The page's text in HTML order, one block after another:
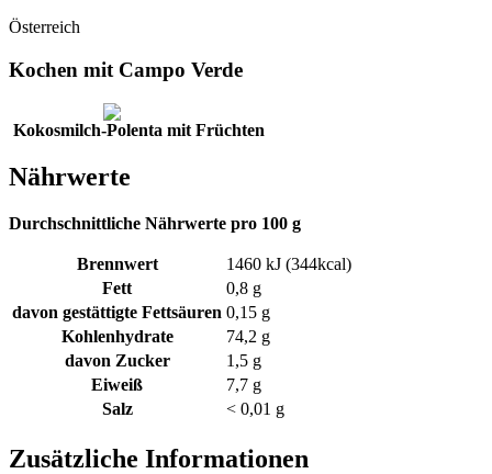
Österreich
Kochen mit Campo Verde
Kokosmilch-Polenta mit Früchten
Nährwerte
Durchschnittliche Nährwerte pro 100 g
Brennwert
1460 kJ (344kcal)
Fett
0,8 g
davon gestättigte Fettsäuren 0,15 g
Kohlenhydrate
74,2 g
davon Zucker
1,5 g
Eiweiß
7,7 g
Salz
< 0,01 g
Zusätzliche Informationen